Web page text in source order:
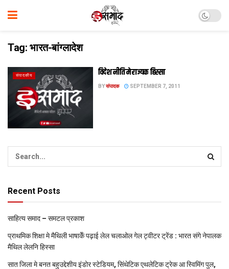
Tag: भारत-बांग्लादेश
संपादकीय विदेश नीति मे राज्‍यक हिस्‍सा
BYसंपादक SEPTEMBER 7, 2011
Recent Posts
साहित्य समाद – समटल प्रकाश
प्राथमिक शि‍क्षा मे मैथि‍ली भाषाकेँ पढ़ाई लेल चलाओल गेल ट्वीटर ट्रेंड : भारत संगे नेपालक
मैथिल लेलनि हिस्सा
सात जिला मे बनत बहुउद्देशीय इंडोर स्‍टेडि‍यम, सिंथेटिक एथलेटिक ट्रेक आ स्विमिंग पुल,